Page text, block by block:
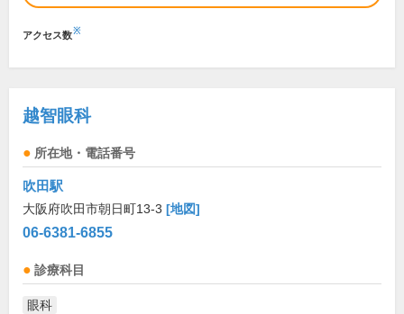
アクセス数※
越智眼科
所在地・電話番号
吹田駅
大阪府吹田市朝日町13-3 [地図]
06-6381-6855
診療科目
眼科